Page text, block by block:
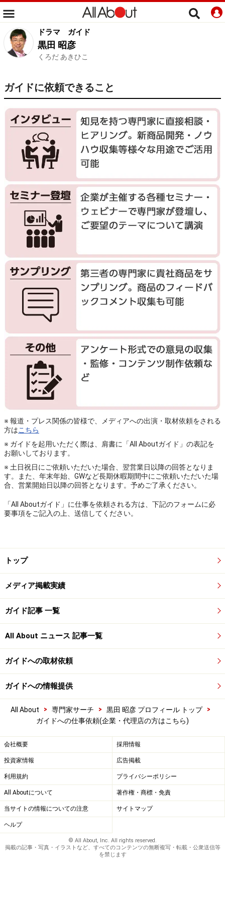
ドラマ ガイド
黒田 昭彦
くろだ あきひこ
ガイドに依頼できること
※ 報道・プレス関係の皆様で、メディアへの出演・取材依頼をされる
方はこちら
※ ガイドを起用いただく際は、肩書に「All Aboutガイド」の表記を
お願いしております。
※ 土日祝日にご依頼いただいた場合、翌営業日以降の回答となりま
す。また、年末年始、GWなど長期休暇期間中にご依頼いただいた場
合、営業開始日以降の回答となります。予めご了承ください。
「All Aboutガイド」に仕事を依頼される方は、下記のフォームに必
要事項をご記入の上、送信してください。
トップ
メディア掲載実績
ガイド記事 一覧
All About ニュース 記事一覧
ガイドへの取材依頼
ガイドへの情報提供
All About > 専門家サーチ > 黒田 昭彦 プロフィール トップ
>
ガイドへの仕事依頼(企業・代理店の方はこちら)
会社概要 採用情報
投資家情報 広告掲載
利用規約 プライバシーポリシー
All Aboutについて 著作権・商標・免責
当サイトの情報についての注意 サイトマップ
ヘルプ
© All About, Inc. All rights reserved.
掲載の記事・写真・イラストなど、すべてのコンテンツの無断複写・転載・公衆送信等
を禁じます